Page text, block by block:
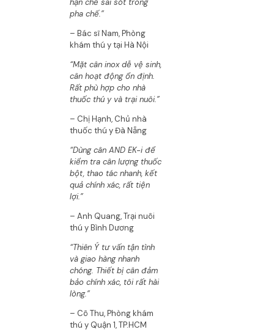
hạn chế sai sót trong
pha chế.”
– Bác sĩ Nam, Phòng
khám thú y tại Hà Nội
“Mặt cân inox dễ vệ sinh,
cân hoạt động ổn định.
Rất phù hợp cho nhà
thuốc thú y và trại nuôi.”
– Chị Hạnh, Chủ nhà
thuốc thú y Đà Nẵng
“Dùng cân AND EK-i để
kiểm tra cân lượng thuốc
bột, thao tác nhanh, kết
quả chính xác, rất tiện
lợi.”
– Anh Quang, Trại nuôi
thú y Bình Dương
“Thiên Ý tư vấn tận tình
và giao hàng nhanh
chóng. Thiết bị cân đảm
bảo chính xác, tôi rất hài
lòng.”
– Cô Thu, Phòng khám
thú y Quận 1, TP.HCM